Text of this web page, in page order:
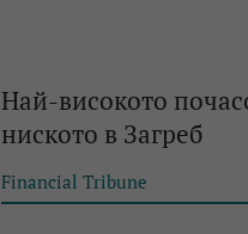
Най-високото
ниското в Загреб
Financial Tribune